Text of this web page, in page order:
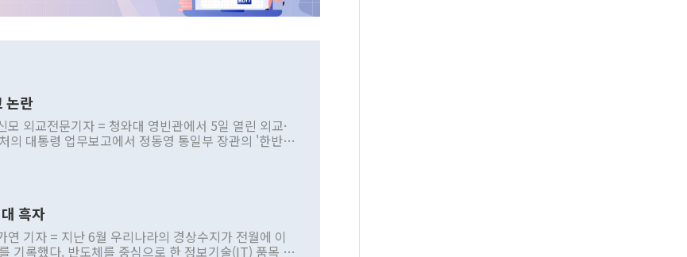
논란
모 외교전문기자 = 청와대 영빈관에서 5일 열린 외교·
의 대통령 업무보고에서 정동영 통일부 장관의 '한반도
조율을 거치지 않은 사안을 정책으로 추진하겠다고 공
비현실적 구상'이라는 비판을 내놨다. 그동안 정 장
발언이 물의를 빚은 적은 여러 번 있지만 대통령과 유
적으로 부정적 입장을 표명한 것은 이례적이다. 정 장
흑자
연 기자 = 지난 6월 우리나라의 경상수지가 전월에 이
기록했다. 반도체를 중심으로 한 정보기술(IT) 품목 수